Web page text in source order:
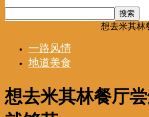
想去米其林
一路风情
地道美食
想去米其林餐厅